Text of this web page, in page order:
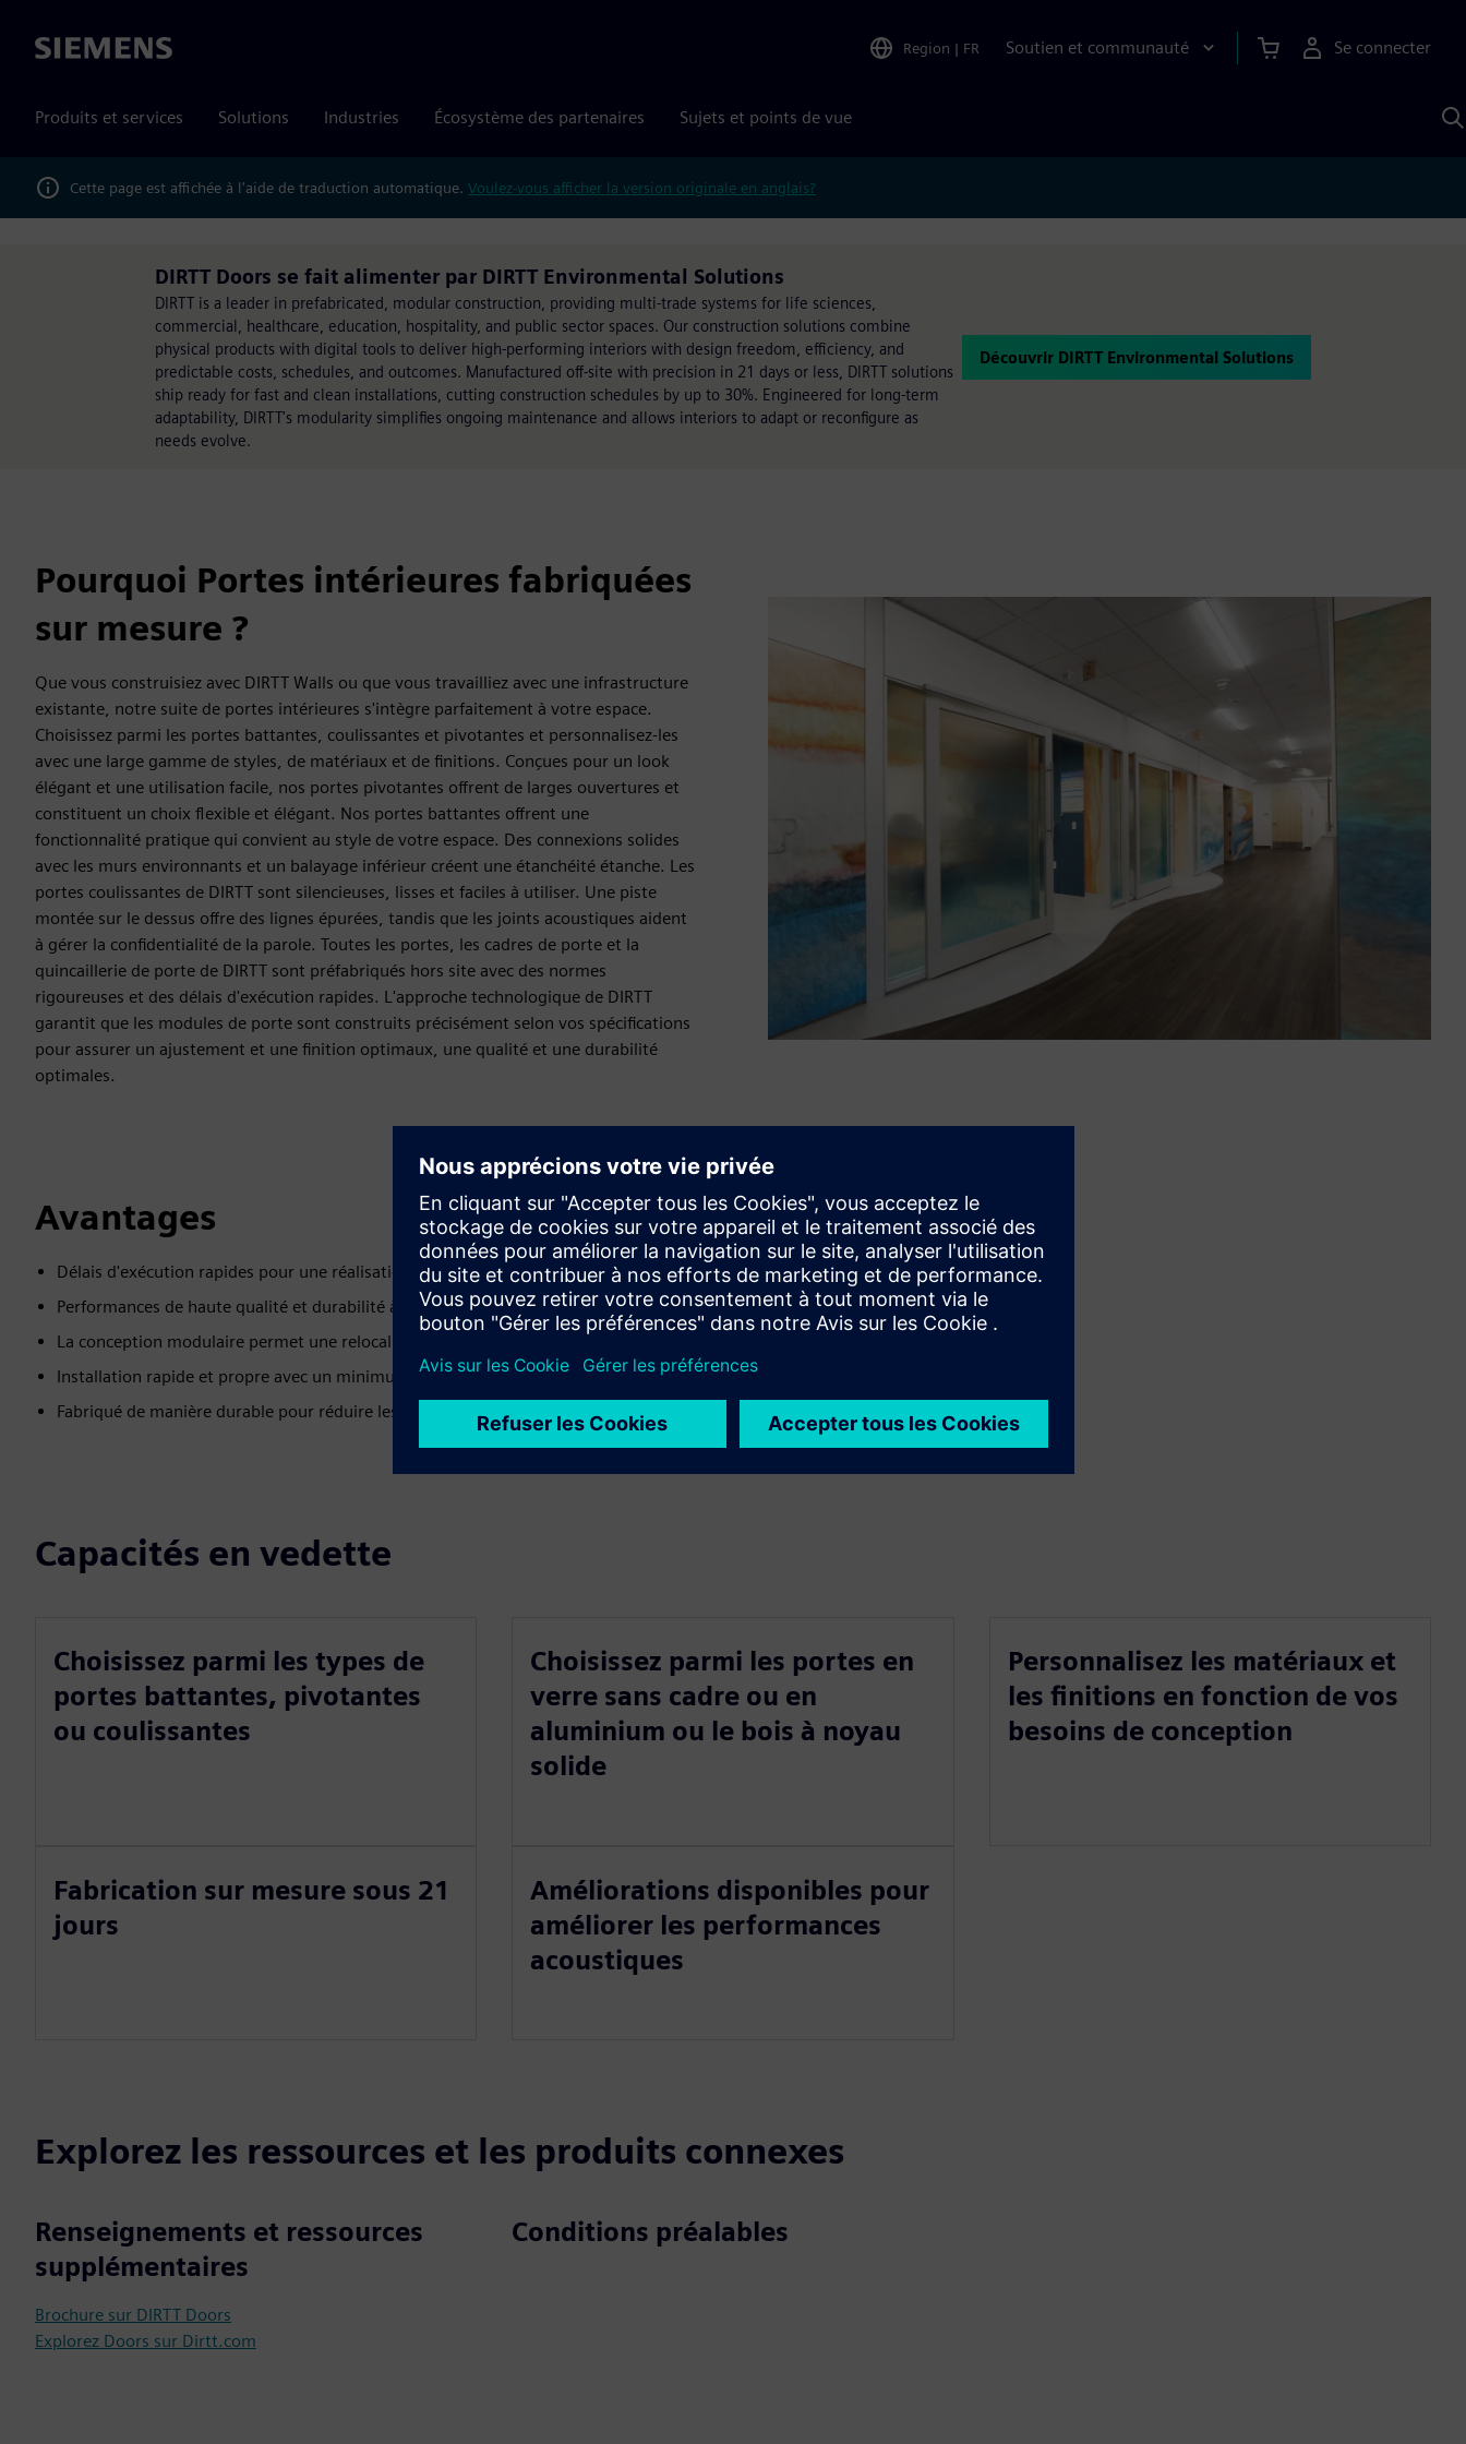
Siemens Region | FR Soutien et communauté Se connecter
Produits et services Solutions Industries Écosystème des partenaires Sujets et points de vue
Cette page est affichée à l'aide de traduction automatique. Voulez-vous afficher la version originale en anglais?
DIRTT Doors se fait alimenter par DIRTT Environmental Solutions
DIRTT is a leader in prefabricated, modular construction, providing multi-trade systems for life sciences,
commercial, healthcare, education, hospitality, and public sector spaces. Our construction solutions combine
physical products with digital tools to deliver high-performing interiors with design freedom, efficiency, and
predictable costs, schedules, and outcomes. Manufactured off-site with precision in 21 days or less, DIRTT solutions
ship ready for fast and clean installations, cutting construction schedules by up to 30%. Engineered for long-term
adaptability, DIRTT's modularity simplifies ongoing maintenance and allows interiors to adapt or reconfigure as
needs evolve.
Découvrir DIRTT Environmental Solutions
Pourquoi Portes intérieures fabriquées
sur mesure ?
Que vous construisiez avec DIRTT Walls ou que vous travailliez avec une infrastructure
existante, notre suite de portes intérieures s'intègre parfaitement à votre espace.
Choisissez parmi les portes battantes, coulissantes et pivotantes et personnalisez-les
avec une large gamme de styles, de matériaux et de finitions. Conçues pour un look
élégant et une utilisation facile, nos portes pivotantes offrent de larges ouvertures et
constituent un choix flexible et élégant. Nos portes battantes offrent une
fonctionnalité pratique qui convient au style de votre espace. Des connexions solides
avec les murs environnants et un balayage inférieur créent une étanchéité étanche. Les
portes coulissantes de DIRTT sont silencieuses, lisses et faciles à utiliser. Une piste
montée sur le dessus offre des lignes épurées, tandis que les joints acoustiques aident
à gérer la confidentialité de la parole. Toutes les portes, les cadres de porte et la
quincaillerie de porte de DIRTT sont préfabriqués hors site avec des normes
rigoureuses et des délais d'exécution rapides. L'approche technologique de DIRTT
garantit que les modules de porte sont construits précisément selon vos spécifications
pour assurer un ajustement et une finition optimaux, une qualité et une durabilité
optimales.
Avantages
Délais d'exécution rapides pour une réalisation plus rapide du projet
Performances de haute qualité et durabilité à long terme
La conception modulaire permet une relocalisation et des reconfigurations futures
Installation rapide et propre avec un minimum de perturbations
Fabriqué de manière durable pour réduire les déchets et soutenir les objectifs de construction verte
Capacités en vedette
Choisissez parmi les types de
portes battantes, pivotantes
ou coulissantes
Choisissez parmi les portes en
verre sans cadre ou en
aluminium ou le bois à noyau
solide
Personnalisez les matériaux et
les finitions en fonction de vos
besoins de conception
Fabrication sur mesure sous 21
jours
Améliorations disponibles pour
améliorer les performances
acoustiques
Explorez les ressources et les produits connexes
Renseignements et ressources
supplémentaires
Brochure sur DIRTT Doors
Explorez Doors sur Dirtt.com
Conditions préalables